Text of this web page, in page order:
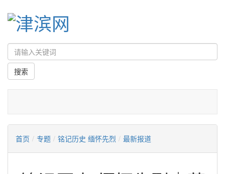
首页 / 专题 / 铭记历史 缅怀先烈 / 最新报道